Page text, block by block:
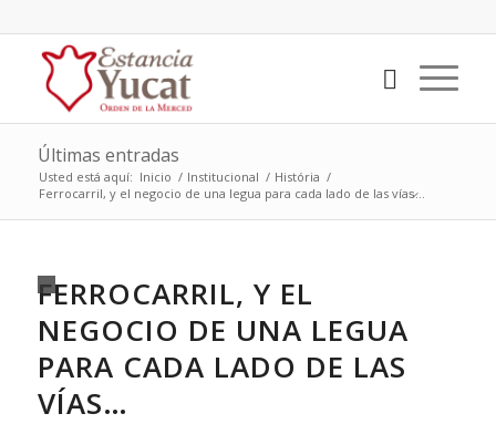
Últimas entradas
Usted está aquí: Inicio / Institucional / História /
Ferrocarril, y el negocio de una legua para cada lado de las vías̷...
FERROCARRIL, Y EL
NEGOCIO DE UNA LEGUA
PARA CADA LADO DE LAS
VÍAS…